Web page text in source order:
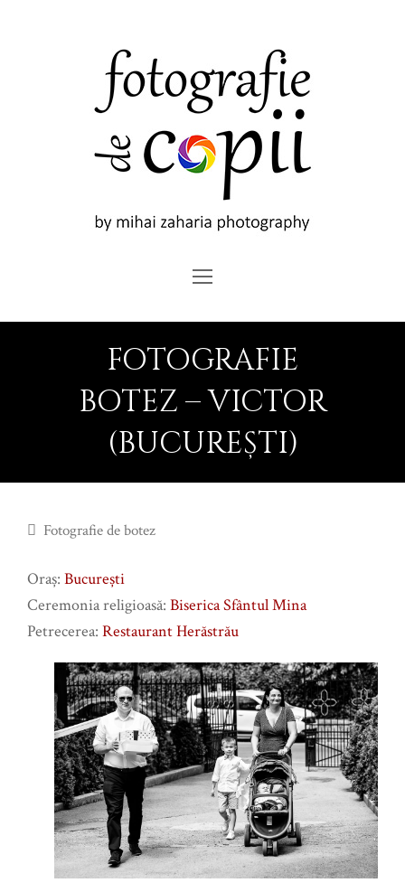
Menu
FOTOGRAFIE
BOTEZ – VICTOR
(BUCUREȘTI)
Fotografie de botez
Oraş: Bucureşti
Ceremonia religioasă: Biserica Sfântul Mina
Petrecerea: Restaurant Herăstrău